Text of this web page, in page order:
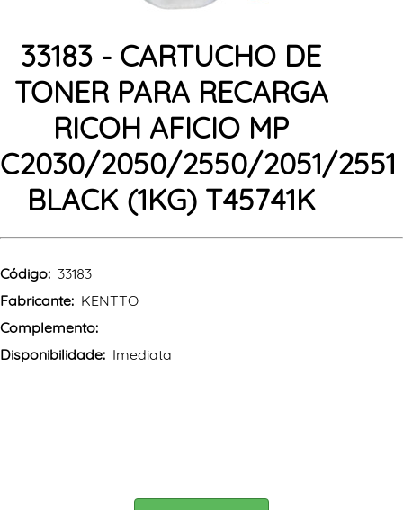
33183 - CARTUCHO DE
TONER PARA RECARGA
RICOH AFICIO MP
C2030/2050/2550/2051/2551
BLACK (1KG) T45741K
Código: 33183
Fabricante: KENTTO
Complemento:
Disponibilidade: Imediata